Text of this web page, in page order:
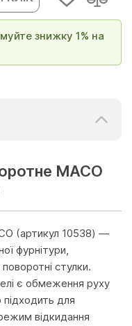
знижку 1% на
МАСО
(артикул 10538) —
фурнітури,
стулки.
є обмеження руху
для
відкидання